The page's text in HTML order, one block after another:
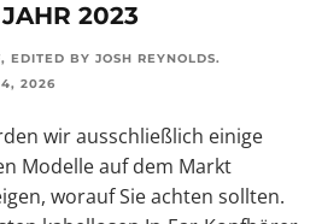
2023
, EDITED BY JOSH REYNOLDS.
2026
wir ausschließlich einige
Modelle auf dem Markt
worauf Sie achten sollten.